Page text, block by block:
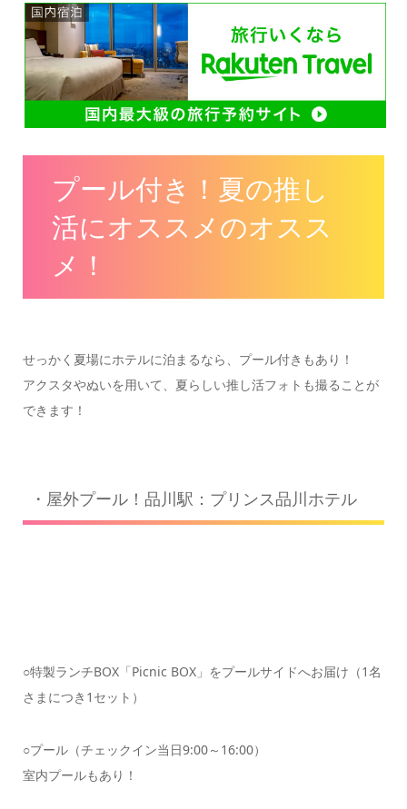
プール付き！夏の推し
活にオススメのオスス
メ！
せっかく夏場にホテルに泊まるなら、プール付きもあり！
アクスタやぬいを用いて、夏らしい推し活フォトも撮ることが
できます！
・屋外プール！品川駅：プリンス品川ホテル
○特製ランチBOX「Picnic BOX」をプールサイドへお届け（1名
さまにつき1セット）
○プール（チェックイン当日9:00～16:00）
室内プールもあり！